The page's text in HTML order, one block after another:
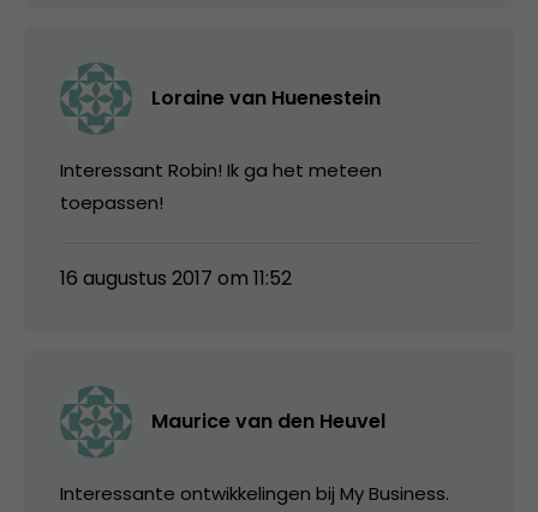
Loraine van Huenestein
Interessant Robin! Ik ga het meteen
toepassen!
16 augustus 2017 om 11:52
Maurice van den Heuvel
Interessante ontwikkelingen bij My Business.